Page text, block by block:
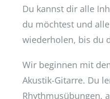
Du kannst dir alle
du möchtest und
wiederholen, bis du
Wir beginnen mit
Akustik-Gitarre. Du
Rhythmusübungen,